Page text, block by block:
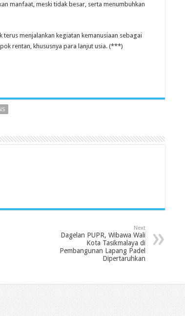
manfaat, meski tidak besar, serta menumbuhkan
terus menjalankan kegiatan kemanusiaan sebagai
rentan, khususnya para lanjut usia. (***)
Next
Dagelan PUPR, Wibawa Wali
Kota Tasikmalaya di
Pembangunan Lapang Padel
Dipertaruhkan